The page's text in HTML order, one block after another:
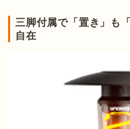
三脚付属で「置き」も
自在